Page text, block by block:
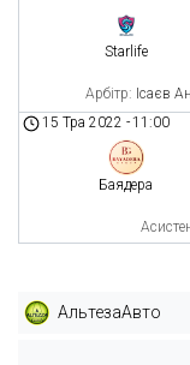
Starlife
Арбітр: Ісаєв
15 Тра 2022 -11:00
Баядера
АльтезаАвто